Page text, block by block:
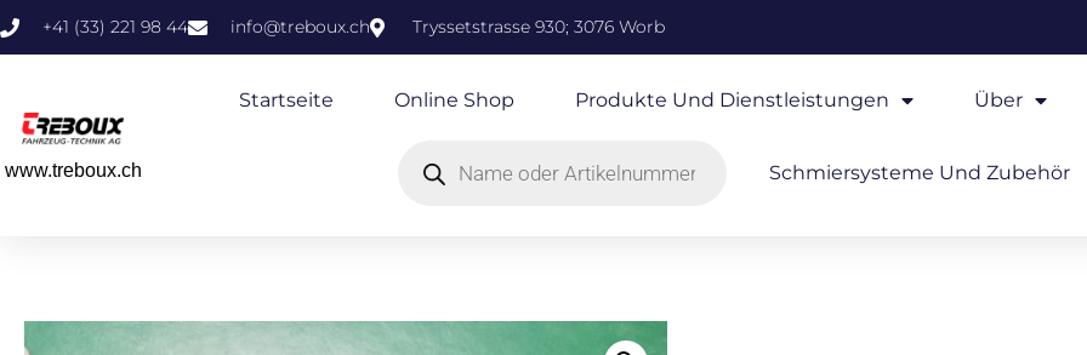
+41 (33) 221 98 44 info@treboux.ch Tryssetstrasse 930; 3076 Worb
www.treboux.ch
Startseite Online Shop Produkte Und Dienstleistungen Über
Schmiersysteme Und Zubehör